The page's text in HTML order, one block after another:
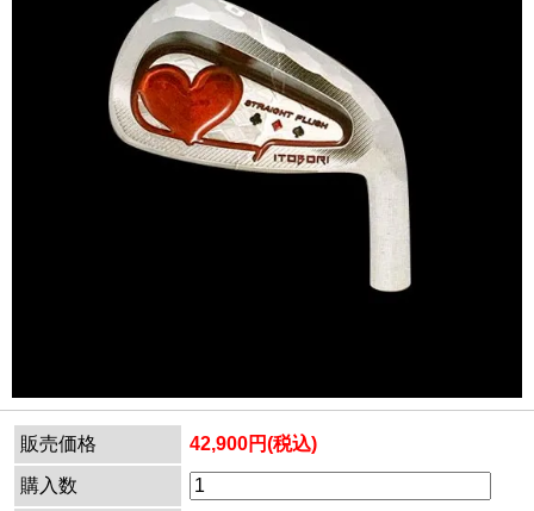
販売価格 42,900円(税込)
購入数